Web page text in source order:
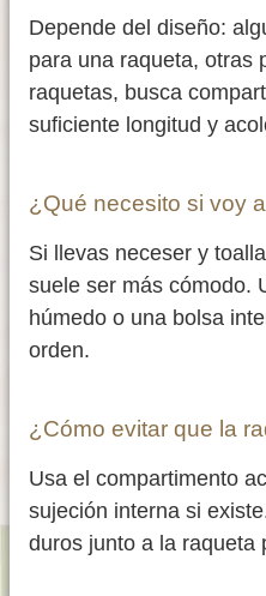
Depende del diseño:
para una raqueta, otras
raquetas, busca
suficiente longitud y
¿Qué necesito si voy
Si llevas neceser y
suele ser más cómodo.
húmedo o una bolsa
orden.
¿Cómo evitar que la
Usa el compartimento
sujeción interna si
duros junto a la raqueta